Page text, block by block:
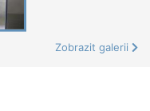
Zobrazit galerii